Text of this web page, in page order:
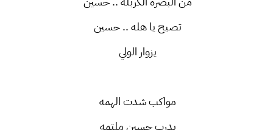
تصيح يا هله .. حسين
يزوار الولي
مواكب شدت الهمه
بدرب حسين ملتمه